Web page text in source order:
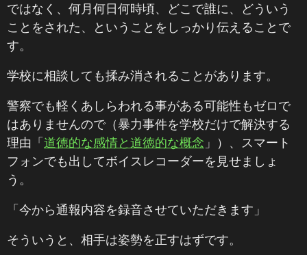
ではなく、何月何日何時頃、どこで誰に、どういう
ことをされた、ということをしっかり伝えることで
す。
学校に相談しても揉み消されることがあります。
警察でも軽くあしらわれる事がある可能性もゼロで
はありませんので（暴力事件を学校だけで解決する
理由「道徳的な感情と道徳的な概念 」）、スマート
フォンでも出してボイスレコーダーを見せましょ
う。
「今から通報内容を録音させていただきます」
そういうと、相手は姿勢を正すはずです。